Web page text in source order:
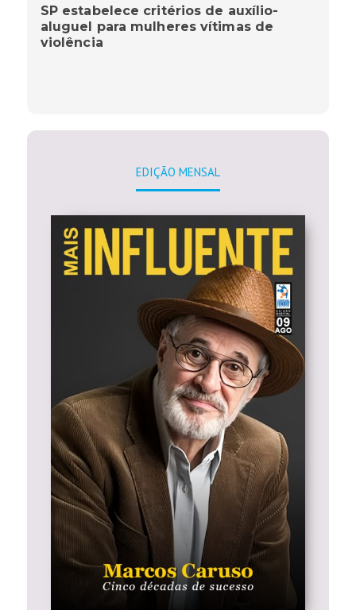
SP estabelece critérios de auxílio-
aluguel para mulheres vítimas de
violência
EDIÇÃO MENSAL